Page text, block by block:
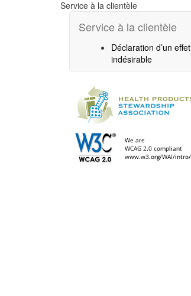
Service à la clientèle
Service à la clientèle
Déclaration d’un effet
indésirable